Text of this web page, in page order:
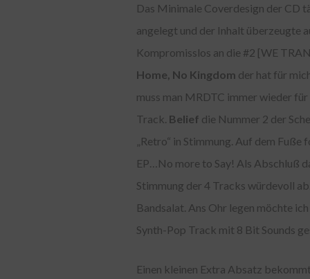
Das Minimale Coverdesign der CD
angelegt und der Inhalt überzeugte
Kompromisslos an die #2 [WE
Home, No Kingdom der hat für
muss man MRDTC immer wieder
Track. Belief die Nummer 2 der
„Retro“ in Stimmung. Auf dem
EP…No more to Say! Als Abschluß
Stimmung der 4 Tracks würdevoll
Bandsalat. Ans Ohr legen möchte
Synth-Pop Track mit 8 Bit Sounds
Einen kleinen Extra Absatz